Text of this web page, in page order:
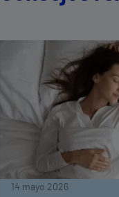
14 mayo 2026